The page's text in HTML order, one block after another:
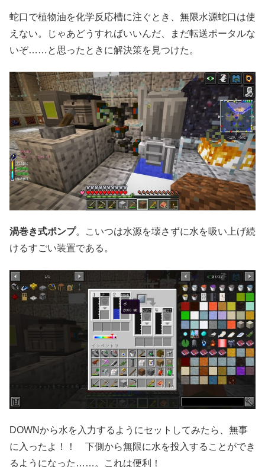
蛇口で植物油を化学反応槽に注ぐとき、無限水源蛇口は使
えない。じゃあどうすればいいんだ、まだ転送ポータルな
いぞ……と思ったときに解決策を見つけた。
渦巻き式ポンプ。こいつは水源を壊さずに水を吸い上げ続
けるすごい装置である。
DOWNから水を入力するようにセットしてみたら、無事
に入ったよ！！ 下側から無限に水を投入することができ
るようになった……。これは便利！